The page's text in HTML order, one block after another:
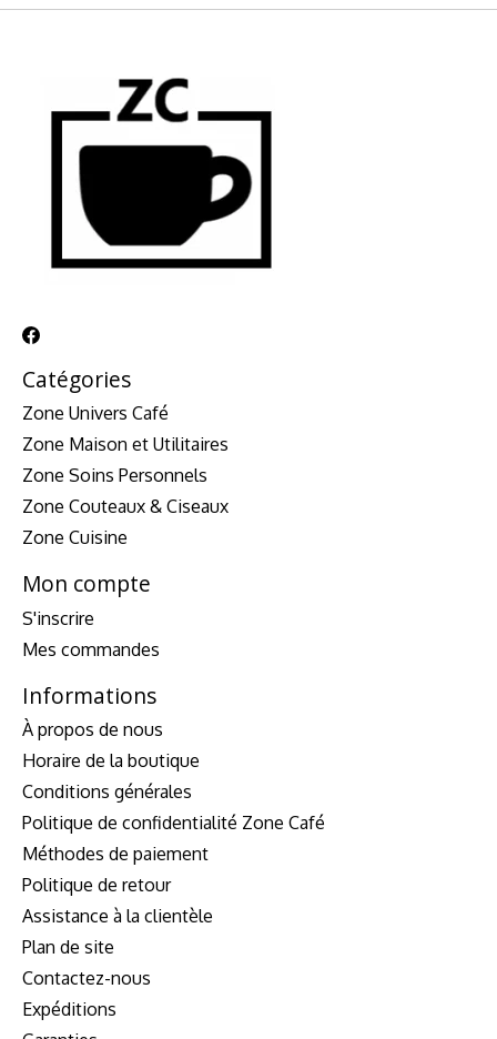
Catégories
Zone Univers Café
Zone Maison et Utilitaires
Zone Soins Personnels
Zone Couteaux & Ciseaux
Zone Cuisine
Mon compte
S'inscrire
Mes commandes
Informations
À propos de nous
Horaire de la boutique
Conditions générales
Politique de confidentialité Zone Café
Méthodes de paiement
Politique de retour
Assistance à la clientèle
Plan de site
Contactez-nous
Expéditions